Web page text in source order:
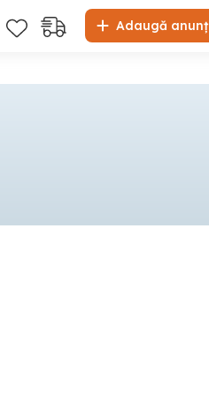
Adaugă anunț